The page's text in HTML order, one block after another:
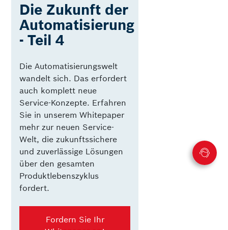
Die Zukunft der
Automatisierung
- Teil 4
Die Automatisierungswelt
wandelt sich. Das erfordert
auch komplett neue
Service-Konzepte. Erfahren
Sie in unserem Whitepaper
mehr zur neuen Service-
Welt, die zukunftssichere
und zuverlässige Lösungen
über den gesamten
Produktlebenszyklus
fordert.
Fordern Sie Ihr